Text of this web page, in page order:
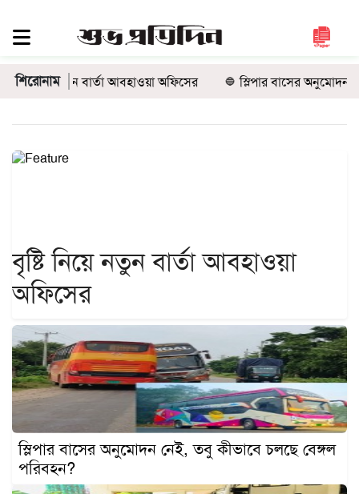
সিলেট
হবিগঞ্জ
দেশজুড়ে
আন্তর্জাতিক
প্রবাস
গণমাধ্যম
খেলাধুলা
বিনোদন
এক্সক্লুসিভ
শিক্ষাঙ্গন
অর্থনীতি
শিরোনাম
নতুন বার্তা আবহাওয়া অফিসের স্লিপার বাসের অনুমোদন নেই, তবু
বৃষ্টি নিয়ে নতুন বার্তা আবহাওয়া
অফিসের
স্লিপার বাসের অনুমোদন নেই, তবু কীভাবে চলছে বেঙ্গল
পরিবহন?